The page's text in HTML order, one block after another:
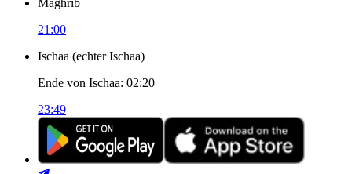
Maghrib
21:00
Ischaa (echter Ischaa)
Ende von Ischaa: 02:20
23:49